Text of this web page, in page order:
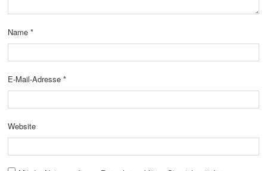
Name *
E-Mail-Adresse *
Website